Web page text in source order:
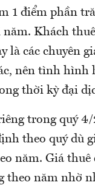
1 điểm phần
Khách
là các chuyên
nên tình hình
thời kỳ đại
trong quý 4/
theo quý dù
năm. Giá thuê
theo năm nhờ